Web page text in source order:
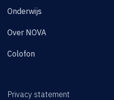
Onderwijs
Over NOVA
Colofon
Privacy statement